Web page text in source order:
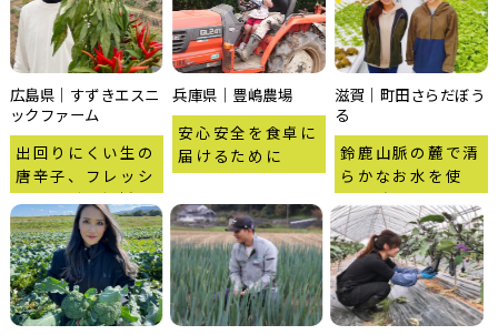
広島県｜すずきエスニ
ックファーム
出回りにくい生の
唐辛子、フレッシ
ュハーブを朝採れ
でそのままお届け
します。
兵庫県｜豊嶋農場
安心安全を食卓に
届けるために
滋賀｜町田さらだぼう
る
鈴鹿山脈の麓で清
らかなお水を使
い、瑞々しいお野
菜を母娘で元気に
作っています。